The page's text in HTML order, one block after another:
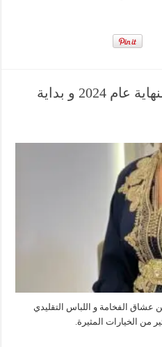
موديلات قفطان جديدة لنهاية عام 2024 و بداية
عشاق الفخامة و اللباس التقليدي
من الخيارات المثيرة.